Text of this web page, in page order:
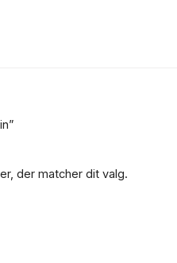
der matcher dit valg.